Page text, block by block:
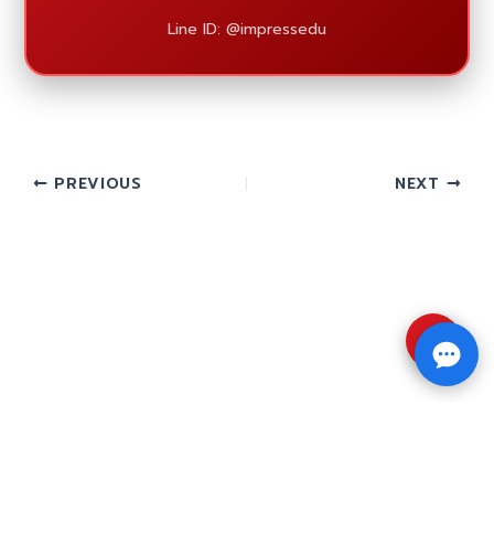
Line ID: @impressedu
PREVIOUS NEXT
⇧